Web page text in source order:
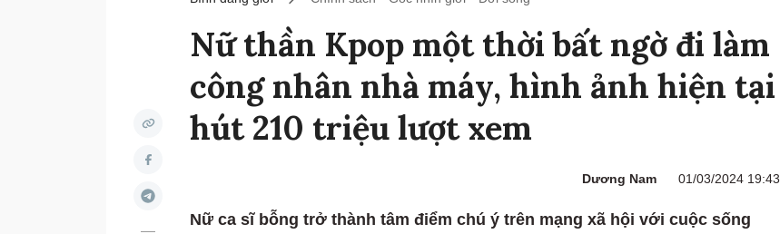
Nữ thần Kpop một thời bất ngờ đi làm
công nhân nhà máy, hình ảnh hiện tại
hút 210 triệu lượt xem
Dương Nam 01/03/2024 19:43
Nữ ca sĩ bỗng trở thành tâm điểm chú ý trên mạng xã hội với cuộc sống